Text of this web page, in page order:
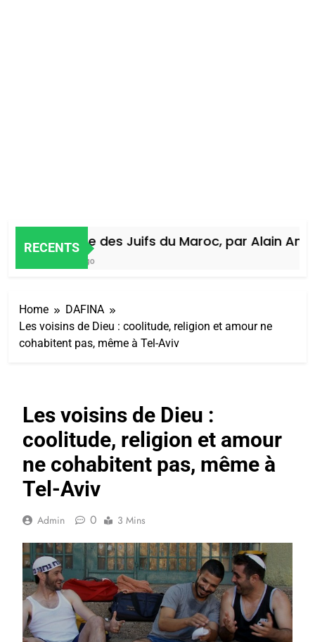
RECENTS
Histoire des Juifs du Maroc, par Alain Amiel
Home
DAFINA
Les voisins de Dieu : coolitude, religion et amour ne
cohabitent pas, même à Tel-Aviv
Les voisins de Dieu :
coolitude, religion et amour
ne cohabitent pas, même à
Tel-Aviv
Admin 0 3 Mins